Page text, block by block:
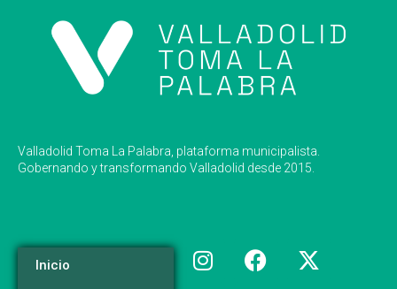
Valladolid Toma La Palabra, plataforma municipalista.
Gobernando y transformando Valladolid desde 2015.
Inicio